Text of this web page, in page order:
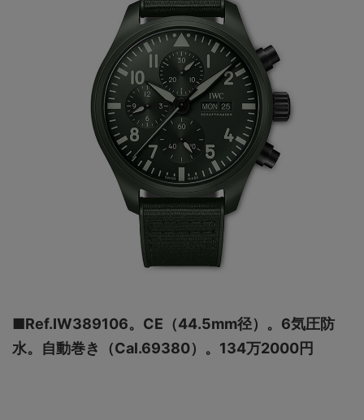
■Ref.IW389106。CE（44.5mm径）。6気圧防
水。自動巻き（Cal.69380）。134万2000円